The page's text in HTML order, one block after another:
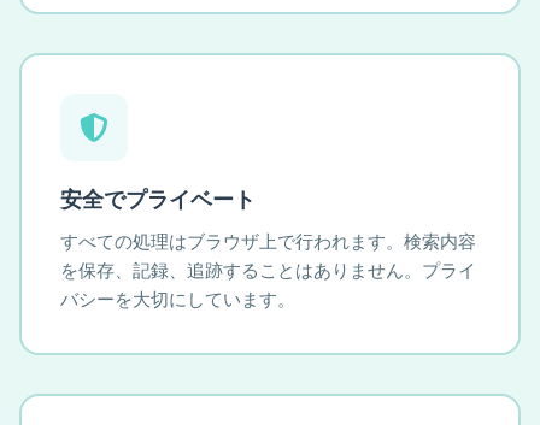
安全でプライベート
すべての処理はブラウザ上で行われます。検索内容
を保存、記録、追跡することはありません。プライ
バシーを大切にしています。